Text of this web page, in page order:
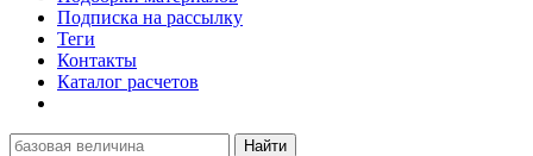
Подписка на рассылку
Теги
Контакты
Каталог расчетов
Найти